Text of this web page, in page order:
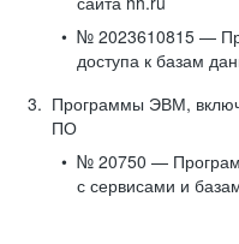
№ 2023610815 —
доступа к базам
Программы ЭВМ,
ПО
№ 20750 —
с сервисами и